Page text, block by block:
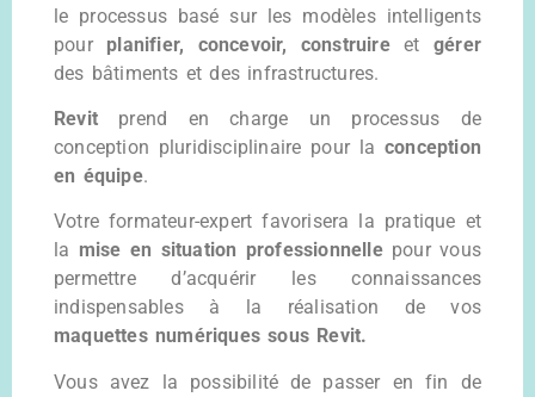
le processus basé sur les modèles intelligents
pour planifier, concevoir, construireet gérer
des bâtiments et des infrastructures.
Revit prend en charge un processus de
conception pluridisciplinaire pour la conception
en équipe.
Votre formateur-expert favorisera la pratique et
la mise en situation professionnellepour vous
permettre d’acquérir les connaissances
indispensables à la réalisation de vos
maquettes numériques sous Revit.
Vous avez la possibilité de passer en fin de